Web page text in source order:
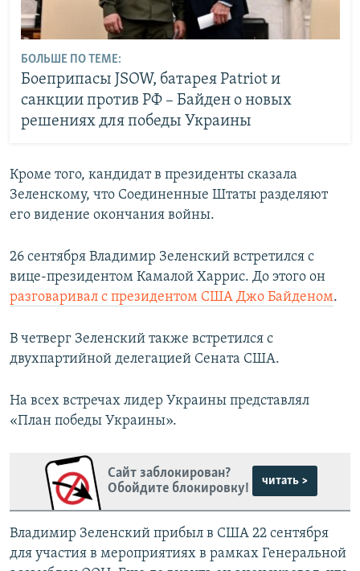
БОЛЬШЕ ПО ТЕМЕ:
Боеприпасы JSOW, батарея Patriot и
санкции против РФ – Байден о новых
решениях для победы Украины
Кроме того, кандидат в президенты сказала
Зеленскому, что Соединенные Штаты разделяют
его видение окончания войны.
26 сентября Владимир Зеленский встретился с
вице-президентом Камалой Харрис. До этого он
разговаривал с президентом США Джо Байденом.
В четверг Зеленский также встретился с
двухпартийной делегацией Сената США.
На всех встречах лидер Украины представлял
«План победы Украины».
Сайт заблокирован?
Обойдите блокировку!
читать >
Владимир Зеленский прибыл в США 22 сентября
для участия в мероприятиях в рамках Генеральной